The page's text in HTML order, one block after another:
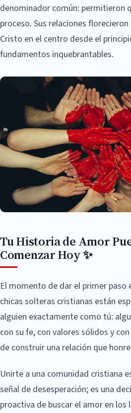
denominador común: permitieron
proceso. Sus relaciones
Cristo en el centro desde el
fundamentos inquebrantables.
Tu Historia de Amor
Comenzar Hoy ✨
El momento de dar el primer paso
chicas solteras cristianas están
alguien exactamente como tú:
con su fe, con valores sólidos y
de construir una relación que
Unirte a una comunidad cristiana
señal de desesperación; es una
proactiva de buscar el amor en los